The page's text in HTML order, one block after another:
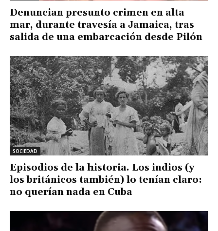
Denuncian presunto crimen en alta
mar, durante travesía a Jamaica, tras
salida de una embarcación desde Pilón
SOCIEDAD
Episodios de la historia. Los indios (y
los británicos también) lo tenían claro:
no querían nada en Cuba